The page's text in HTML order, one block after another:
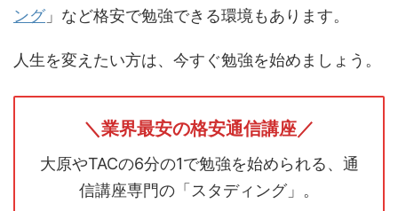
ング」など格安で勉強できる環境もあります。
人生を変えたい方は、今すぐ勉強を始めましょう。
＼業界最安の格安通信講座／
大原やTACの6分の1で勉強を始められる、通
信講座専門の「スタディング」。